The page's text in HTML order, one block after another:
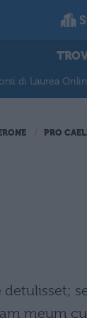
di Laurea
PRO
meum